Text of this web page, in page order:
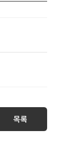
목록